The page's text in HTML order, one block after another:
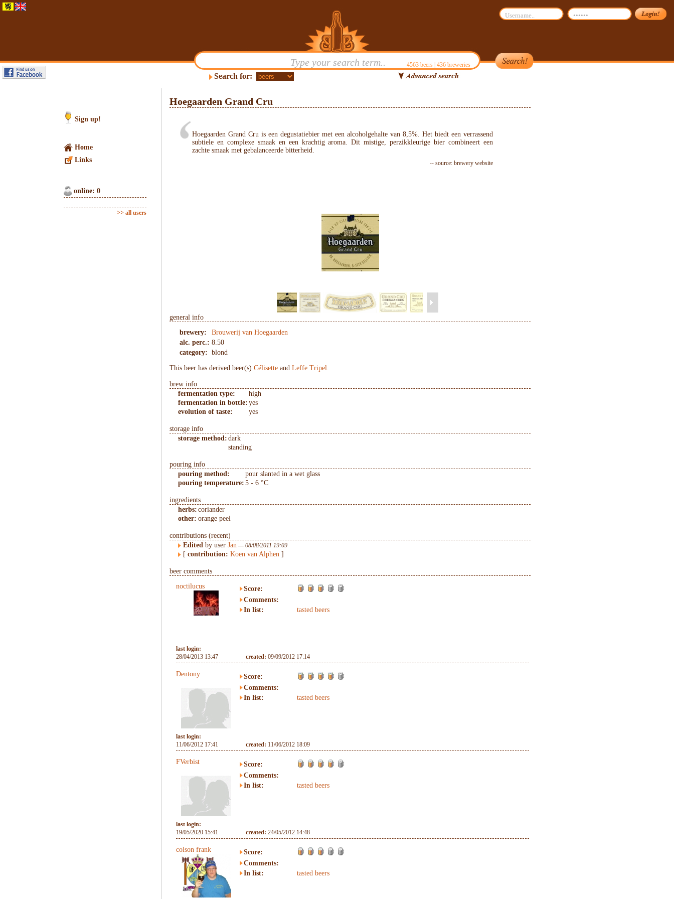
4563beers | 436breweries
Search for:
Sign up!
Home
Links
online: 0
>> all users
Hoegaarden Grand Cru
Hoegaarden Grand Cru is een degustatiebier met een alcoholgehalte van 8,5%. Het biedt een verrassend
subtiele en complexe smaak en een krachtig aroma. Dit mistige, perzikkleurige bier combineert een
zachte smaak met gebalanceerde bitterheid.
-- source: brewery website
general info
brewery:
Brouwerij van Hoegaarden
alc. perc.: 8.50
category: blond
This beer has derived beer(s) Célisette and Leffe Tripel.
brew info
fermentation type:
high
fermentation in bottle: yes
evolution of taste:
yes
storage info
storage method: dark
standing
pouring info
pouring method:
pour slanted in a wet glass
pouring temperature: 5 - 6 °C
ingredients
herbs: coriander
other: orange peel
contributions (recent)
Edited by user Jan — 08/08/2011 19:09
[ contribution: Koen van Alphen ]
beer comments
noctilucus
Score:
Comments:
In list:
tasted beers
last login:
28/04/2013 13:47
created: 09/09/2012 17:14
Dentony
Score:
Comments:
In list:
tasted beers
last login:
11/06/2012 17:41
created: 11/06/2012 18:09
FVerbist
Score:
Comments:
In list:
tasted beers
last login:
19/05/2020 15:41
created: 24/05/2012 14:48
colson frank
Score:
Comments:
In list:
tasted beers